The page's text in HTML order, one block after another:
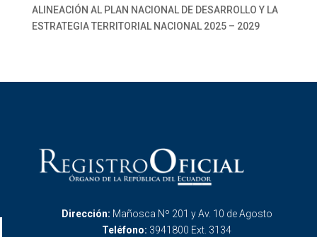
ALINEACIÓN AL PLAN NACIONAL DE DESARROLLO Y LA
ESTRATEGIA TERRITORIAL NACIONAL 2025 – 2029
Dirección: Mañosca Nº 201 y Av. 10 de Agosto
Teléfono: 3941800 Ext. 3134